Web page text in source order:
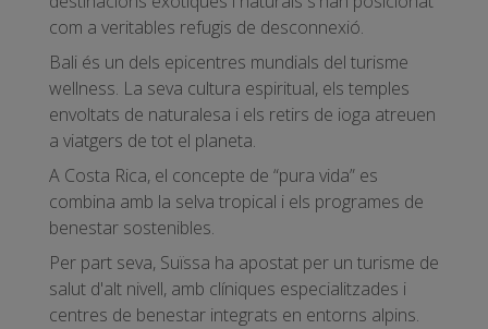
com a veritables refugis de desconnexió.
Bali és un dels epicentres mundials del turisme
wellness. La seva cultura espiritual, els temples
envoltats de naturalesa i els retirs de ioga atreuen
a viatgers de tot el planeta.
A Costa Rica, el concepte de “pura vida” es
combina amb la selva tropical i els programes de
benestar sostenibles.
Per part seva, Suïssa ha apostat per un turisme de
salut d'alt nivell, amb clíniques especialitzades i
centres de benestar integrats en entorns alpins.